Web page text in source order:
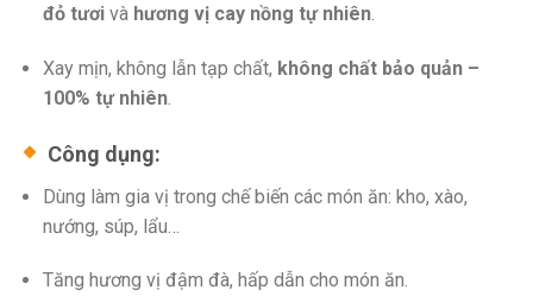
đỏ tươivà hương vị cay nồng tự nhiên.
Xay mịn, không lẫn tạp chất, không chất bảo quản –
100% tự nhiên.
Công dụng:
Dùng làm gia vị trong chế biến các món ăn: kho, xào,
nướng, súp, lẩu…
Tăng hương vị đậm đà, hấp dẫn cho món ăn.